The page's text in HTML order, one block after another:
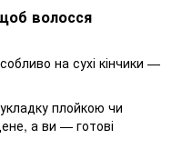
волосся
на сухі кінчики —
плойкою чи
а ви — готові